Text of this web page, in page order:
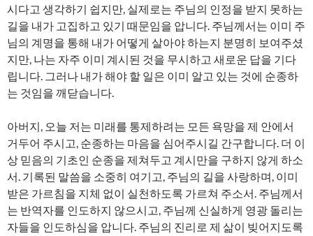
시다고 생각하기 쉽지만, 실제로는 주님의 인정을 받지 못하는
길을 내가 고집하고 있기 때문임을 압니다. 주님께서는 이미 주
님의 계명을 통해 내가 어떻게 살아야 하는지 분명히 보여주셨
지만, 나는 자주 이미 계시된 것을 무시하고 새로운 답을 기다
립니다. 그러나 내가 해야 할 일은 이미 알고 있는 것에 순종하
는 것임을 깨닫습니다.
아버지, 오늘 저는 미래를 통제하려는 모든 욕망을 제 안에서
거두어 주시고, 순종하는 마음을 심어주시길 간구합니다. 더 이
상 믿음의 기초인 순종을 제쳐두고 계시만을 구하지 않게 하소
서. 기록된 말씀을 소중히 여기고, 주님의 길을 사랑하며, 이미
받은 가르침을 지체 없이 실천하도록 가르쳐 주소서. 주님께서
는 반역자를 인도하지 않으시고, 주님께 신실하게 영광 돌리는
자들을 인도하심을 압니다. 주님의 진리로 제 삶이 빚어지도록